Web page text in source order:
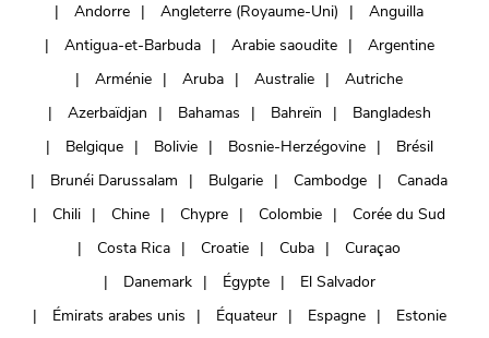
Andorre
Angleterre (Royaume-Uni)
Anguilla
Antigua-et-Barbuda
Arabie saoudite
Argentine
Arménie
Aruba Australie
Autriche
Azerbaïdjan
Bahamas Bahreïn
Bangladesh
Belgique
Bolivie Bosnie-Herzégovine
Brésil
Brunéi Darussalam
Bulgarie Cambodge
Canada
Chili
Chine Chypre Colombie
Corée du Sud
Costa Rica
Croatie Cuba
Curaçao
Danemark
Égypte
El Salvador
Émirats arabes unis
Équateur Espagne
Estonie